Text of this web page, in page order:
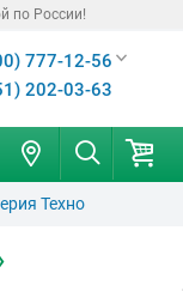
по России!
777-12-56
202-03-63
Техно